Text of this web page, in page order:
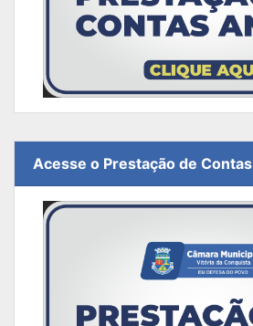
Acesse o Prestação de Contas